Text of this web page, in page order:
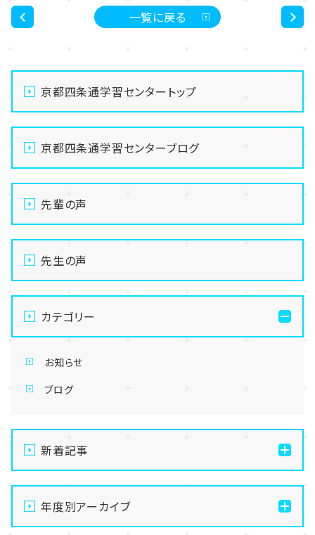
一覧に戻る
京都四条通学習センタートップ
京都四条通学習センターブログ
先輩の声
先生の声
カテゴリー
お知らせ
ブログ
新着記事
通信制高校の学習風景
メイク美容専攻の授業風景
年度別アーカイブ